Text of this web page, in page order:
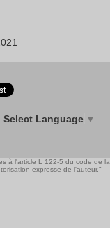
Select Language ▼
à l'article L 122-5 du code de la
expresse de l'auteur."